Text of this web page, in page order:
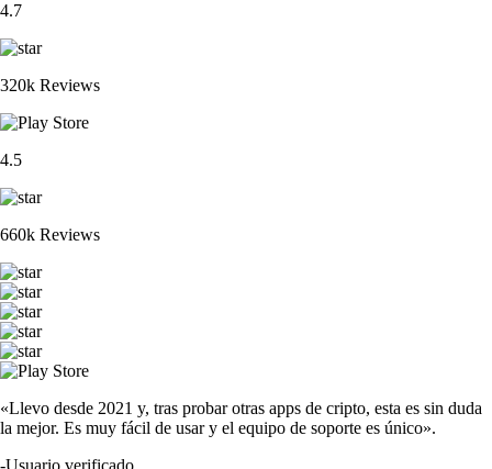
4.7
320k Reviews
4.5
660k Reviews
«Llevo desde 2021 y, tras probar otras apps de cripto, esta es sin duda
la mejor. Es muy fácil de usar y el equipo de soporte es único».
-Usuario verificado